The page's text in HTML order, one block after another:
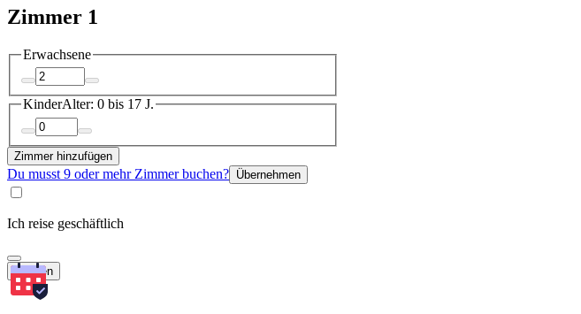
Zimmer 1
Erwachsene
KinderAlter: 0 bis 17 J.
Zimmer hinzufügen
Du musst 9 oder mehr Zimmer buchen? Übernehmen
Ich reise geschäftlich
Suchen